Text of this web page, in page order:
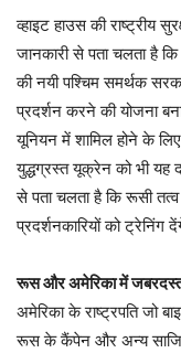
व्हाइट हाउस की राष्ट्रीय
जानकारी से पता चलता है कि
की नयी पश्चिम समर्थक
प्रदर्शन करने की योजना
यूनियन में शामिल होने के लिए
युद्धग्रस्त यूक्रेन को भी यह
से पता चलता है कि रूसी
प्रदर्शनकारियों को ट्रेनिंग
रूस और अमेरिका में
अमेरिका के राष्ट्रपति जो
रूस के कैंपेन और अन्य